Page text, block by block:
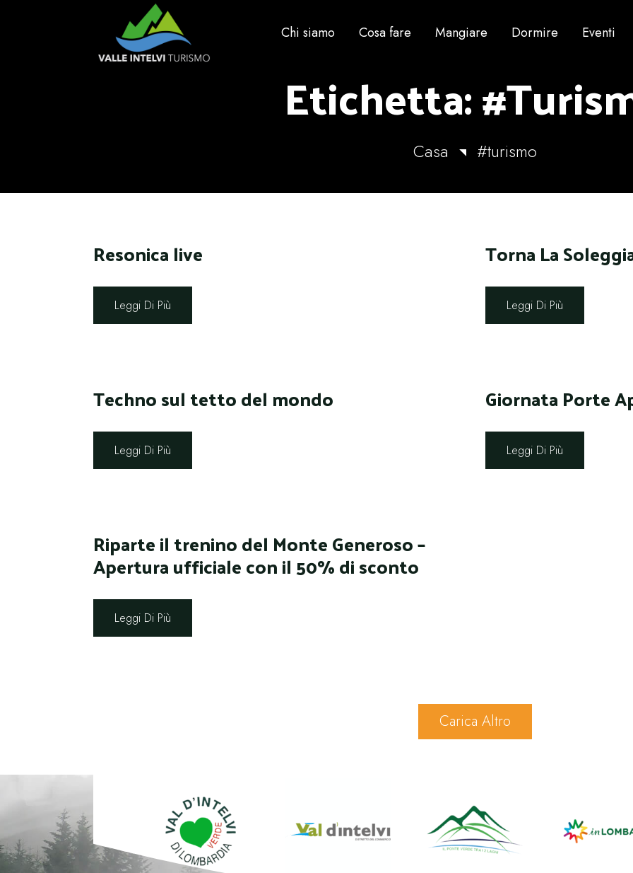
Chi siamo Cosa fare Mangiare Dormire Eventi
Etichetta:
Casa #turismo
Resonica live
Leggi Di Più
Torna La
Leggi Di Più
Techno sul tetto del mondo
Leggi Di Più
Giornata Porte
Leggi Di Più
Riparte il trenino del Monte Generoso –
Apertura ufficiale con il 50% di sconto
Leggi Di Più
Carica Altro